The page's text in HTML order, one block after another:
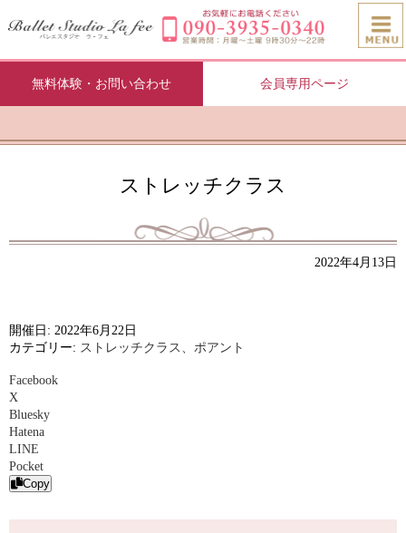
無料体験・お問い合わせ 会員専用ページ
ストレッチクラス
2022年4月13日
開催日: 2022年6月22日
カテゴリー: ストレッチクラス、ポアント
Facebook
X
Bluesky
Hatena
LINE
Pocket
Copy